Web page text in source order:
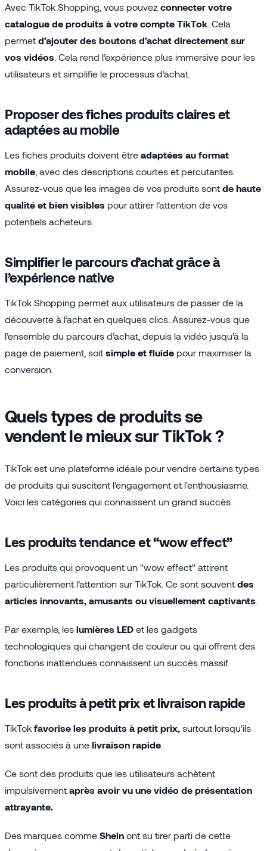
Avec TikTok Shopping, vous pouvez connecter votre
catalogue de produits à votre compte TikTok . Cela
permet d’ajouter des boutons d’achat directement sur
vos vidéos . Cela rend l’expérience plus immersive pour les
utilisateurs et simplifie le processus d’achat.
Proposer des fiches produits claires et
adaptées au mobile
Les fiches produits doivent être adaptées au format
mobile , avec des descriptions courtes et percutantes.
Assurez-vous que les images de vos produits sont de haute
qualité et bien visibles pour attirer l’attention de vos
potentiels acheteurs.
Simplifier le parcours d’achat grâce à
l’expérience native
TikTok Shopping permet aux utilisateurs de passer de la
découverte à l’achat en quelques clics. Assurez-vous que
l’ensemble du parcours d’achat, depuis la vidéo jusqu’à la
page de paiement, soit simple et fluide pour maximiser la
conversion.
Quels types de produits se
vendent le mieux sur TikTok ?
TikTok est une plateforme idéale pour vendre certains types
de produits qui suscitent l'engagement et l'enthousiasme.
Voici les catégories qui connaissent un grand succès.
Les produits tendance et “wow effect”
Les produits qui provoquent un "wow effect" attirent
particulièrement l’attention sur TikTok. Ce sont souvent des
articles innovants, amusants ou visuellement captivants
Par exemple, les lumières LED et les gadgets
technologiques qui changent de couleur ou qui offrent des
fonctions inattendues connaissent un succès massif.
Les produits à petit prix et livraison rapide
TikTok favorise les produits à petit prix, surtout lorsqu'ils
sont associés à une livraison rapide
Ce sont des produits que les utilisateurs achètent
impulsivement après avoir vu une vidéo de présentation
attrayante.
Des marques comme Shein ont su tirer parti de cette